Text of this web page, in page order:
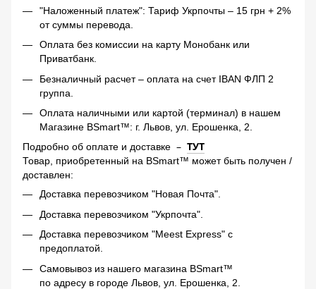
"Наложенный платеж": Тариф Укрпочты – 15 грн + 2%
от суммы перевода.
Оплата без комиссии на карту Монобанк или
Приватбанк.
Безналичный расчет – оплата на счет IBAN ФЛП 2
группа.
Оплата наличными или картой (терминал) в нашем
Магазине BSmart™: г. Львов, ул. Ерошенка, 2.
Подробно об оплате и доставке – ТУТ
Товар, приобретенный на BSmart™ может быть получен /
доставлен:
Доставка перевозчиком "Новая Почта".
Доставка перевозчиком "Укрпочта".
Доставка перевозчиком "Meest Express" с
предоплатой.
Самовывоз из нашего магазина BSmart™
по адресу в городе Львов, ул. Ерошенка, 2.